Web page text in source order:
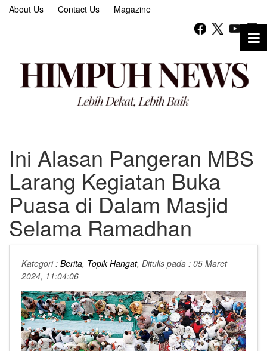
About Us Contact Us Magazine
Ini Alasan Pangeran MBS
Larang Kegiatan Buka
Puasa di Dalam Masjid
Selama Ramadhan
Kategori : Berita, Topik Hangat, Ditulis pada : 05 Maret
2024, 11:04:06